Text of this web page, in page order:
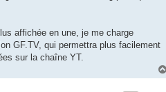
affichée en une, je me charge
GF.TV, qui permettra plus facilement
sur la chaîne YT.